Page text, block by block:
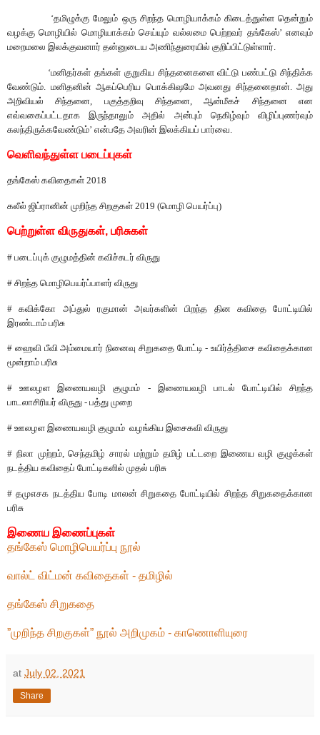
‘தமிழுக்கு மேலும் ஒரு சிறந்த மொழியாக்கம் கிடைத்துள்ள தென்றும்
வழக்கு மொழியில் மொழியாக்கம் செய்யும் வல்லமை பெற்றவர் தங்கேஸ்’எனவும்
மறைமலை இலக்குவனார் தன்னுடைய அணிந்துரையில் குறிப்பிட்டுள்ளார்
‘மனிதர்கள் தங்கள் குறுகிய சிந்தனைகளை விட்டு பண்பட்டு சிந்திக்க
வேண்டும்
மனிதனின் ஆகப்பெரிய பொக்கிஷமே அவனது சிந்தனைதான்
அது
அறிவியல்
சிந்தனை பகுத்தறிவு சிந்தனை ,ஆன்மீகச் சிந்தனை
என
எவ்வகைப்பட்டதாக
இருந்தாலும் அதில் அன்பும் நெகிழ்வும்
விழிப்புணர்வும்
கலந்திருக்கவேண்டும்’ என்பதே அவரின் இலக்கியப் பார்வை
வெளிவந்துள்ள படைப்புகள்
தங்கேஸ் கவிதைகள் 2018
கலீல் ஜிப்ரானின் முறிந்த சிறகுகள் 2019 (மொழி பெயர்ப்பு)
பெற்றுள்ள விருதுகள், பரிசுகள்
# படைப்புக் குழுமத்தின் கவிச்சுடர் விருது
# சிறந்த மொழிபெயர்ப்பாளர் விருது
#கவிக்கோ அப்துல் ரகுமான் அவர்களின் பிறந்த தின கவிதை
போட்டியில்
இரண்டாம் பரிசு
# ஹைவி பீவி அம்மையார் நினைவு சிறுகதை போட்டி -உயிர்த்திசை கவிதைக்கான
மூன்றாம் பரிசு
#ஊலழள இணையவழி குழுமம் - இணையவழி பாடல் போட்டியில்
சிறந்த
பாடலாசிரியர் விருது - பத்து முறை
# ஊலழள இணையவழி குழுமம் வழங்கிய இசைகவி விருது
# நிலா முற்றம்,செந்தமிழ் சாரல் மற்றும் தமிழ் பட்டறை இணைய வழி குழுக்கள்
நடத்திய கவிதைப் போட்டிகளில் முதல் பரிசு
#தமுஎசக நடத்திய போடி மாலன் சிறுகதை போட்டியில் சிறந்த சிறுகதைக்கான
பரிசு
இணைய இணைப்புகள்
தங்கேஸ் மொழிபெயர்ப்பு நூல்
வால்ட் விட்மன் கவிதைகள் - தமிழில்
தங்கேஸ் சிறுகதை
”முறிந்த சிறகுகள்” நூல் அறிமுகம் - காணொளியுரை
at July 02, 2021
Share